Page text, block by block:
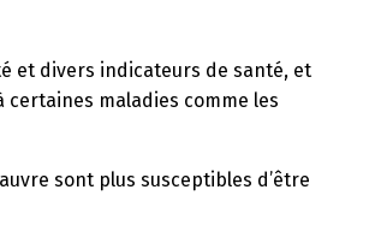
et divers indicateurs de santé, et
maladies comme les
sont plus susceptibles d’être